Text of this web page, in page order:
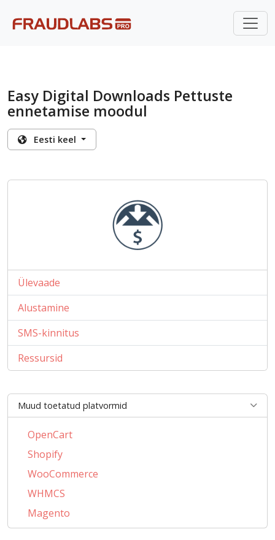
Easy Digital Downloads Pettuste
ennetamise moodul
Eesti keel
Ülevaade
Alustamine
SMS-kinnitus
Ressursid
Muud toetatud platvormid
OpenCart
Shopify
WooCommerce
WHMCS
Magento
PrestaShop